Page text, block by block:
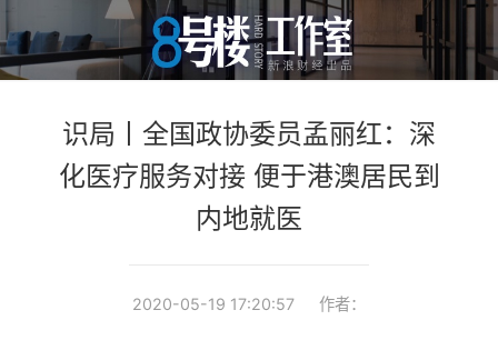
识局丨全国政协委员孟丽红：深
化医疗服务对接 便于港澳居民到
内地就医
2020-05-19 17:20:57 作者：